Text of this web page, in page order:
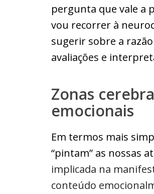
pergunta que vale a
vou recorrer à
sugerir sobre a
avaliações e
Zonas
emocionais
Em termos mais
“pintam” as nossas
implicada na
conteúdo